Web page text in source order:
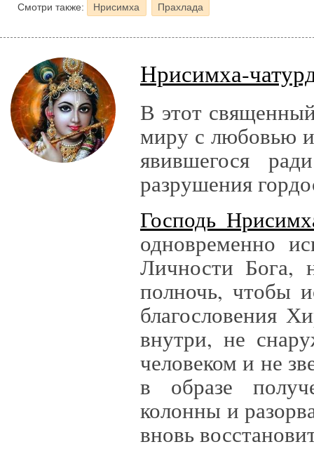
Смотри также: Нрисимха Прахлада
Нрисимха-
В этот
миру с любовью
явившегося
разрушения
Господь
одновременно
Личности Бога,
полночь, чтобы
благословения
внутри, не
человеком и не
в образе
колонны и
вновь